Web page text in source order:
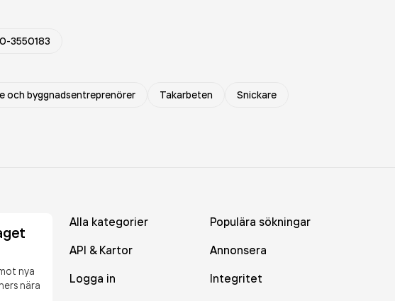
3550183
och byggnadsentreprenörer Takarbeten
Snickare
nya
nära
Alla kategorier
Populära sökningar
API & Kartor
Annonsera
Logga in
Integritet